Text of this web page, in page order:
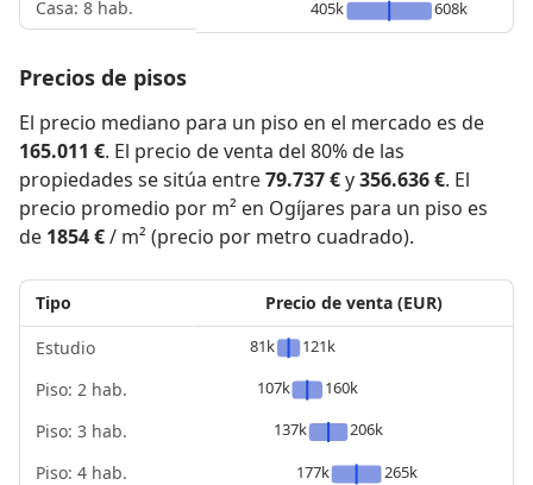
Casa: 8 hab.
405k
608k
Precios de pisos
El precio mediano para un piso en el mercado es de
165.011 €. El precio de venta del 80% de las
propiedades se sitúa entre79.737 €y356.636 €. El
precio promedio por m² en Ogíjares para un piso es
de 1854 €/ m² (precio por metro cuadrado).
Tipo
Estudio
Piso: 2 hab.
Piso: 3 hab.
Piso: 4 hab.
Precio de venta (EUR)
81k
121k
107k
160k
137k
206k
177k
265k